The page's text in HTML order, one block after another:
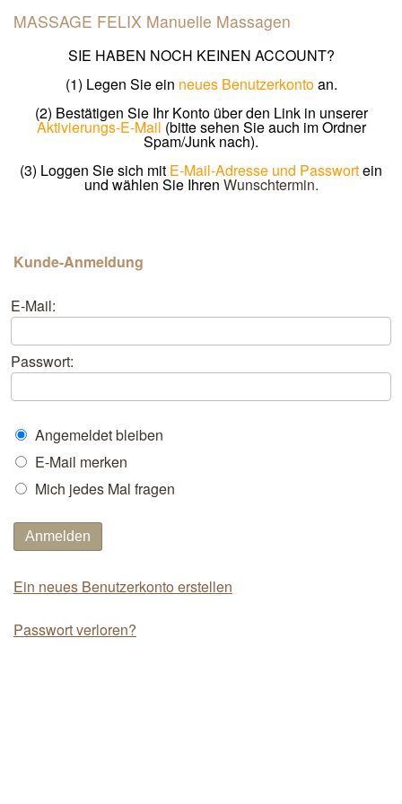
MASSAGE FELIX Manuelle Massagen
SIE HABEN NOCH KEINEN ACCOUNT?
(1) Legen Sie ein neues Benutzerkontoan.
(2) Bestätigen Sie Ihr Konto über den Link in unserer
Aktivierungs-E-Mail (bitte sehen Sie auch im Ordner
Spam/Junk nach).
(3) Loggen Sie sich mit E-Mail-Adresse und Passwortein
und wählen Sie Ihren Wunschtermin.
Kunde-Anmeldung
E-Mail:
Passwort:
Angemeldet bleiben
E-Mail merken
Mich jedes Mal fragen
Anmelden
Ein neues Benutzerkonto erstellen
Passwort verloren?